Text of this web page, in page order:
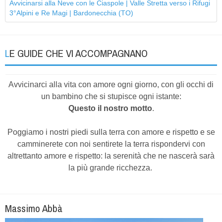
Avvicinarsi alla Neve con le Ciaspole | Valle Stretta verso i Rifugi
3°Alpini e Re Magi | Bardonecchia (TO)
LE GUIDE CHE VI ACCOMPAGNANO
Avvicinarci alla vita con amore ogni giorno, con gli occhi di
un bambino che si stupisce ogni istante:
Questo il nostro motto.
Poggiamo i nostri piedi sulla terra con amore e rispetto e se
camminerete con noi sentirete la terra rispondervi con
altrettanto amore e rispetto: la serenità che ne nascerà sarà
la più grande ricchezza.
Massimo Abbà